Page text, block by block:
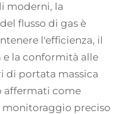
moderni, la
flusso di gas è
l'efficienza, il
la conformità alle
di portata massica
affermati come
monitoraggio preciso